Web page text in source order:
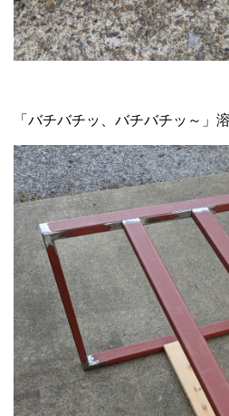
「バチバチッ、バチバチッ～」